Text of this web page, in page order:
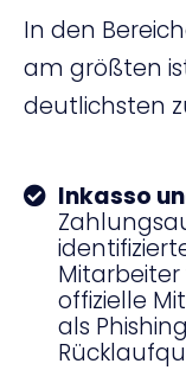
In den
am größten
deutlichsten
Inkasso
Mitarbeiter
offizielle
als